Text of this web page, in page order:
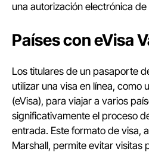
una autorización electrónica de
Países con eVisa
Los titulares de un pasaporte
utilizar una visa en línea, como
(eVisa), para viajar a varios
significativamente el proceso
entrada. Este formato de visa,
Marshall, permite evitar visitas